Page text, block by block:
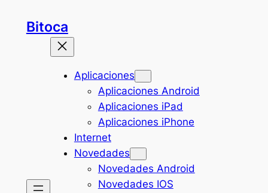
Bitoca
Aplicaciones
Aplicaciones Android
Aplicaciones iPad
Aplicaciones iPhone
Internet
Novedades
Novedades Android
Novedades IOS